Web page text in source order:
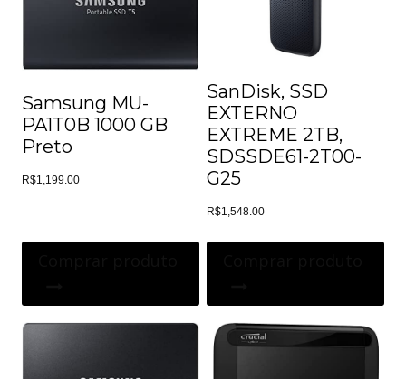
Samsung MU-
PA1T0B 1000 GB
Preto
R$1,199.00
SanDisk, SSD
EXTERNO
EXTREME 2TB,
SDSSDE61-2T00-
G25
R$1,548.00